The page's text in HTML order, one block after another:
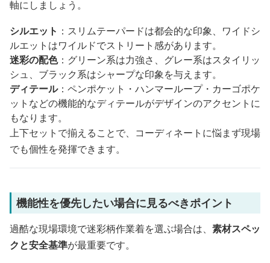
軸にしましょう。
シルエット ：スリムテーパードは都会的な印象、ワイドシ
ルエットはワイルドでストリート感があります。
迷彩の配色：グリーン系は力強さ、グレー系はスタイリッ
シュ、ブラック系はシャープな印象を与えます。
ディテール：ペンポケット・ハンマーループ・カーゴポケ
ットなどの機能的なディテールがデザインのアクセントに
もなります。
上下セットで揃えることで、コーディネートに悩まず現場
でも個性を発揮できます。
機能性を優先したい場合に見るべきポイント
過酷な現場環境で迷彩柄作業着を選ぶ場合は、 素材スペッ
クと安全基準が最重要です。